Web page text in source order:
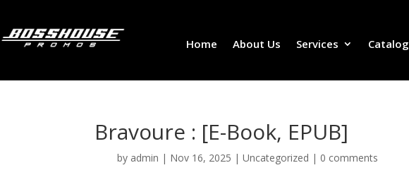
Home About Us Services Catalog
Bravoure : [E-Book, EPUB]
by admin | Nov 16, 2025 |Uncategorized | 0 comments